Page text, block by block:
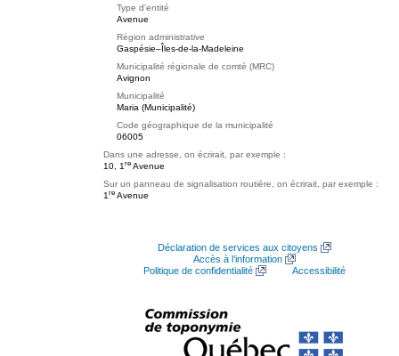
Type d'entité
Avenue
Région administrative
Gaspésie–Îles-de-la-Madeleine
Municipalité régionale de comté (MRC)
Avignon
Municipalité
Maria (Municipalité)
Code géographique de la municipalité
06005
Dans une adresse, on écrirait, par exemple :
10, 1 re Avenue
Sur un panneau de signalisation routière, on écrirait, par exemple :
1 re Avenue
Déclaration de services aux citoyens
Accès à l’information
Politique de confidentialité
Accessibilité